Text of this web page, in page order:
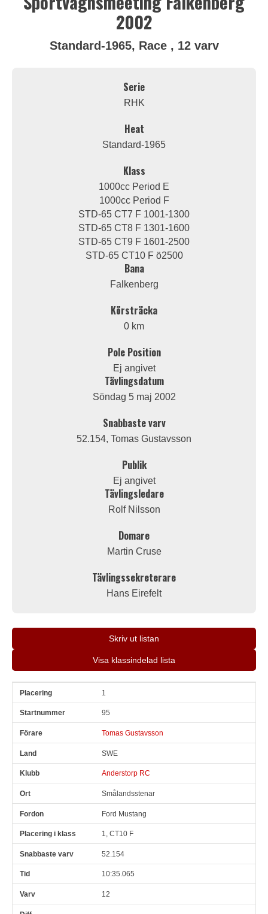
2002
Standard-1965, Race , 12 varv
Serie
RHK
Heat
Standard-1965
Klass
1000cc Period E
1000cc Period F
STD-65 CT7 F 1001-1300
STD-65 CT8 F 1301-1600
STD-65 CT9 F 1601-2500
STD-65 CT10 F ö2500
Bana
Falkenberg
Körsträcka
0 km
Pole Position
Ej angivet
Tävlingsdatum
Söndag 5 maj 2002
Snabbaste varv
52.154, Tomas Gustavsson
Publik
Ej angivet
Tävlingsledare
Rolf Nilsson
Domare
Martin Cruse
Tävlingssekreterare
Hans Eirefelt
Skriv ut listan
Visa klassindelad lista
Pl Snr 1
95
Tomas Gustavsson
SWE
Anderstorp RC
Smålandsstenar
Ford Mustang
1, CT10 F
52.154
10:35.065
12